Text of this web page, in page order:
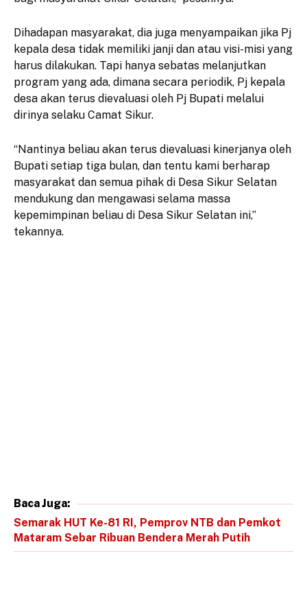
Dihadapan masyarakat, dia juga menyampaikan jika Pj
kepala desa tidak memiliki janji dan atau visi-misi yang
harus dilakukan. Tapi hanya sebatas melanjutkan
program yang ada, dimana secara periodik, Pj kepala
desa akan terus dievaluasi oleh Pj Bupati melalui
dirinya selaku Camat Sikur.
“Nantinya beliau akan terus dievaluasi kinerjanya oleh
Bupati setiap tiga bulan, dan tentu kami berharap
masyarakat dan semua pihak di Desa Sikur Selatan
mendukung dan mengawasi selama massa
kepemimpinan beliau di Desa Sikur Selatan ini,”
tekannya.
Baca Juga:
Semarak HUT Ke-81 RI, Pemprov NTB dan Pemkot
Mataram Sebar Ribuan Bendera Merah Putih